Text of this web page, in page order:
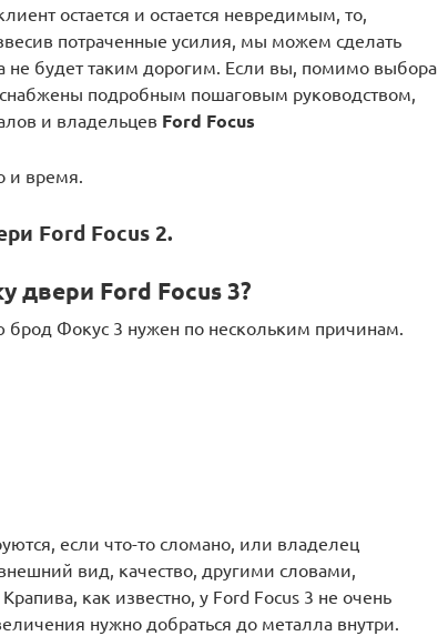
остается и остается невредимым, то,
потраченные усилия, мы можем сделать
не будет таким дорогим. Если вы, помимо выбора
подробным пошаговым руководством,
и владельцев Ford Focus
и время.
Ford Focus 2.
двери Ford Focus 3?
брод Фокус 3 нужен по нескольким причинам.
если что-то сломано, или владелец
вид, качество, другими словами,
как известно, у Ford Focus 3 не очень
нужно добраться до металла внутри.